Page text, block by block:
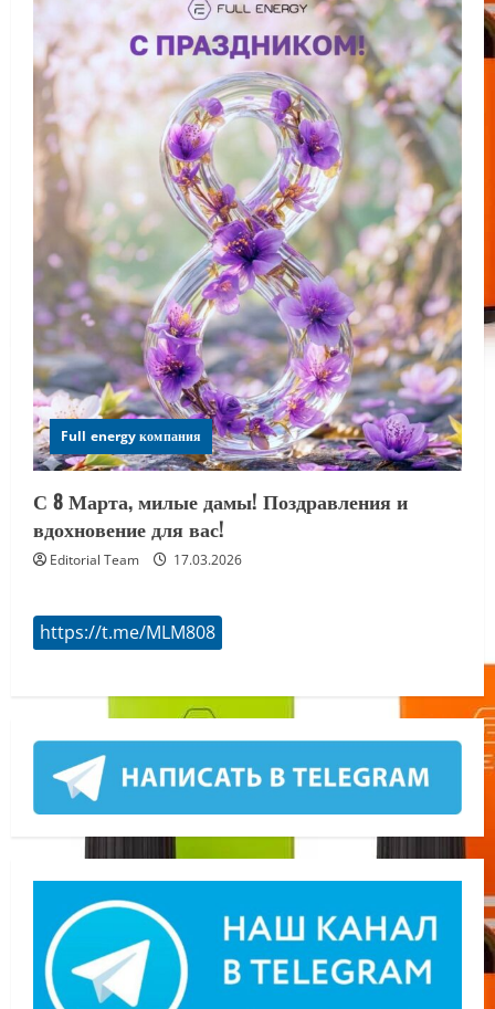
Full energy компания
С 8 Марта, милые дамы! Поздравления и
вдохновение для вас!
Editorial Team 17.03.2026
https://t.me/MLM808